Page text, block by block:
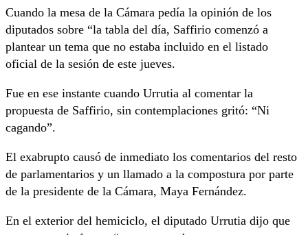
Cuando la mesa de la Cámara pedía la opinión de los
diputados sobre “la tabla del día, Saffirio comenzó a
plantear un tema que no estaba incluido en el listado
oficial de la sesión de este jueves.
Fue en ese instante cuando Urrutia al comentar la
propuesta de Saffirio, sin contemplaciones gritó: “Ni
cagando”.
El exabrupto causó de inmediato los comentarios del resto
de parlamentarios y un llamado a la compostura por parte
de la presidente de la Cámara, Maya Fernández.
En el exterior del hemiciclo, el diputado Urrutia dijo que